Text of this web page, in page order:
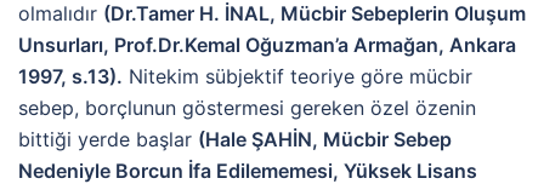
olmalıdır (Dr.Tamer H. İNAL, Mücbir Sebeplerin Oluşum
Unsurları, Prof.Dr.Kemal Oğuzman’a Armağan, Ankara
1997, s.13). Nitekim sübjektif teoriye göre mücbir
sebep, borçlunun göstermesi gereken özel özenin
bittiği yerde başlar (Hale ŞAHİN, Mücbir Sebep
Nedeniyle Borcun İfa Edilememesi, Yüksek Lisans